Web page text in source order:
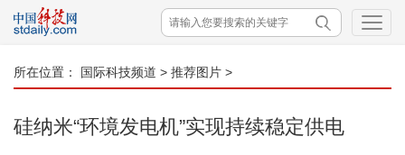
所在位置： 国际科技频道 > 推荐图片 >
硅纳米“环境发电机”实现持续稳定供电